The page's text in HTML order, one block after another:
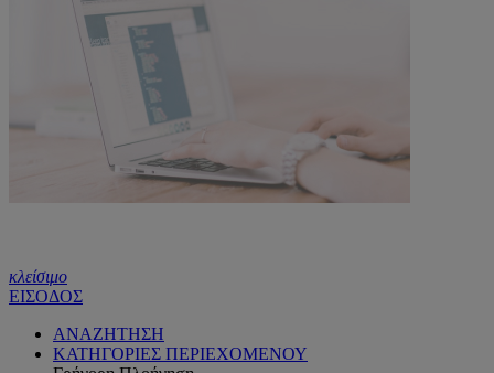
κλείσιμο
ΕΙΣΟΔΟΣ
ΑΝΑΖΗΤΗΣΗ
ΚΑΤΗΓΟΡΙΕΣ ΠΕΡΙΕΧΟΜΕΝΟΥ